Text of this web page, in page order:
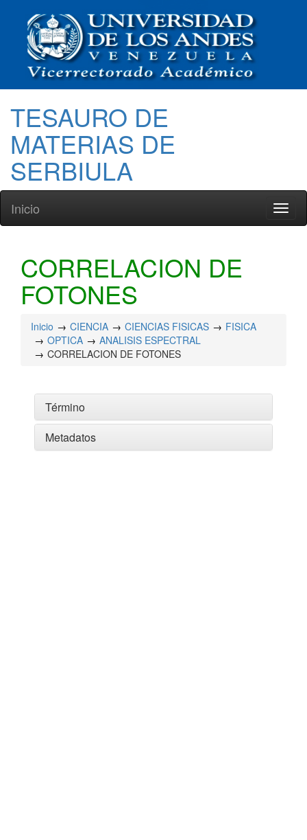
TESAURO DE
MATERIAS DE
SERBIULA
Inicio
CORRELACION DE
FOTONES
Inicio CIENCIA CIENCIAS FISICAS
FISICA
OPTICA
ANALISIS ESPECTRAL
CORRELACION DE FOTONES
Término
Metadatos